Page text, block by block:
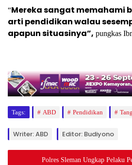
“Mereka sangat memahami
arti pendidikan walau
apapun situasinya”, pungkas
Tags: ABD Pendidikan
Writer: ABD Editor: Budiyono
Polres Sleman Ungkap Pelaku